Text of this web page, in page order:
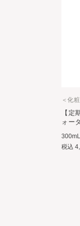
【定
ォー
＜化
300mL
税込